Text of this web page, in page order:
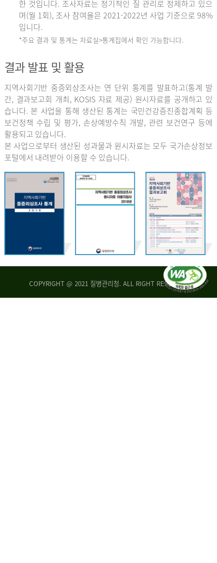
한 것입니다. 조사자료는 정기적인 질 관리로 정제하고 있으
며(월 1회), 조사 참여율은 2021-2022년 사업 기준으로 98%
입니다.
*주요 결과 및 통계는 자료실>통계집에서 확인 가능합니다.
결과 발표 및 활용
지역사회기반 중증외상조사는 연 단위 통계를 발표하고(통계 발
간, 결과보고회 개최, KOSIS 자료 제공) 원시자료를 공개하고 있
습니다. 본 사업을 통해 생산된 통계는 국민건강증진종합계획 등
보건정책 수립 및 평가, 손상예방수칙 개발, 관련 보건연구 등에
활용되고 있습니다.
본 사업으로부터 생산된 성과물과 원시자료는 모두 국가손상정보
포털에서 내려받아 이용할 수 있습니다.
COPYRIGHT @ 2021 질병관리청. ALL RIGHT RESERVED